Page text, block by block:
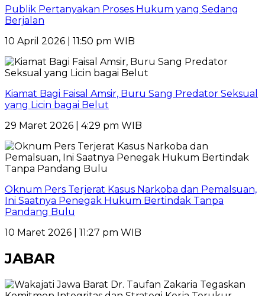
Publik Pertanyakan Proses Hukum yang Sedang
Berjalan
10 April 2026 | 11:50 pm WIB
Kiamat Bagi Faisal Amsir, Buru Sang Predator Seksual
yang Licin bagai Belut
29 Maret 2026 | 4:29 pm WIB
Oknum Pers Terjerat Kasus Narkoba dan Pemalsuan,
Ini Saatnya Penegak Hukum Bertindak Tanpa
Pandang Bulu
10 Maret 2026 | 11:27 pm WIB
JABAR